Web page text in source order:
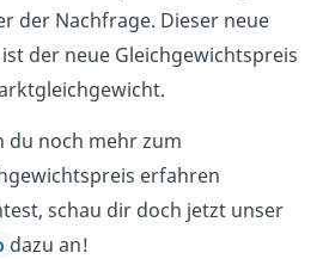
der Nachfrage. Dieser neue
der neue Gleichgewichtspreis
du noch mehr zum
erfahren
schau dir doch jetzt unser
dazu an!